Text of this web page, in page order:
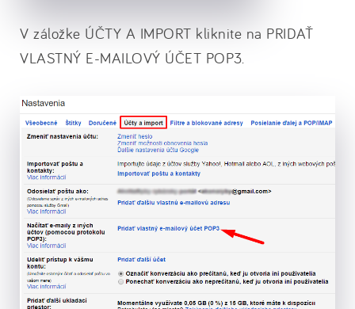
V záložke ÚČTY A IMPORT kliknite na PRIDAŤ
VLASTNÝ E-MAILOVÝ ÚČET POP3.